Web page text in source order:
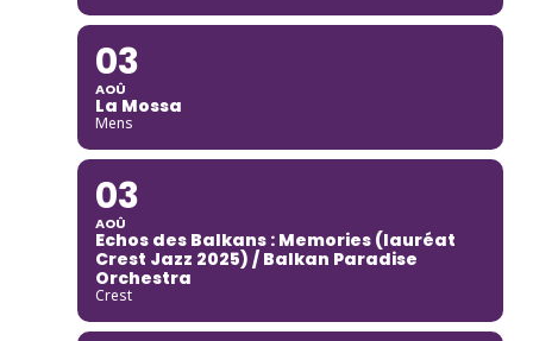
03
AOÛ
La Mossa
Mens
03
AOÛ
Echos des Balkans : Memories (lauréat
Crest Jazz 2025) / Balkan Paradise
Orchestra
Crest